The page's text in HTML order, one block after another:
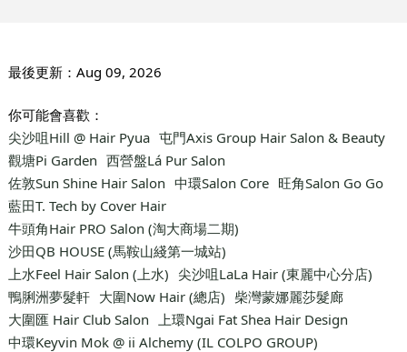
最後更新： Aug 09, 2026
你可能會喜歡：
尖沙咀Hill @ Hair Pyua 屯門Axis Group Hair Salon & Beauty
觀塘Pi Garden 西營盤Lá Pur Salon
佐敦Sun Shine Hair Salon 中環Salon Core 旺角Salon Go Go
藍田T. Tech by Cover Hair
牛頭角Hair PRO Salon (淘大商場二期)
沙田QB HOUSE (馬鞍山綫第一城站)
上水Feel Hair Salon (上水) 尖沙咀LaLa Hair (東麗中心分店)
鴨脷洲夢髮軒 大圍Now Hair (總店) 柴灣蒙娜麗莎髮廊
大圍匯 Hair Club Salon
上環Ngai Fat Shea Hair Design
中環Keyvin Mok @ ii Alchemy (IL COLPO GROUP)